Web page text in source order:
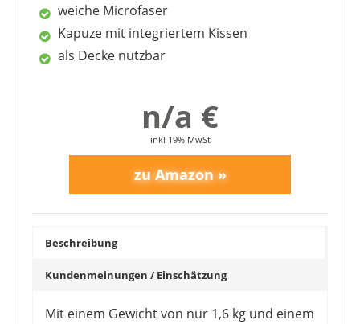
weiche Microfaser
Kapuze mit integriertem Kissen
als Decke nutzbar
n/a €
inkl 19% MwSt
Beschreibung
Kundenmeinungen / Einschätzung
Mit einem Gewicht von nur 1,6 kg und einem